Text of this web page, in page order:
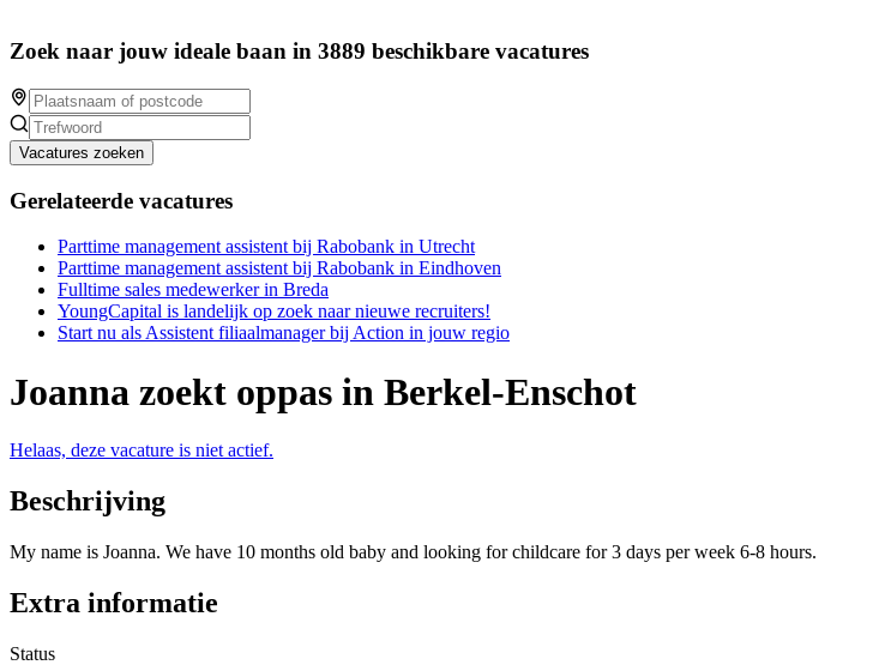
Zoek naar jouw ideale baan in 3889 beschikbare vacatures
Vacatures zoeken
Gerelateerde vacatures
Parttime management assistent bij Rabobank in Utrecht
Parttime management assistent bij Rabobank in Eindhoven
Fulltime sales medewerker in Breda
YoungCapital is landelijk op zoek naar nieuwe recruiters!
Start nu als Assistent filiaalmanager bij Action in jouw regio
Joanna zoekt oppas in Berkel-Enschot
Helaas, deze vacature is niet actief.
Beschrijving
My name is Joanna. We have 10 months old baby and looking for childcare for 3 days per week 6-8 hours.
Extra informatie
Status